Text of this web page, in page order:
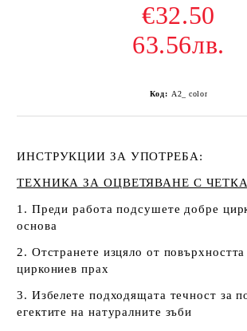
€32.50
63.56лв.
Код: A2_ color
ИНСТРУКЦИИ ЗА УПОТРЕБА:
ТЕХНИКА ЗА ОЦВЕТЯВАНЕ С
1. Преди работа подсушете добре
основа
2. Отстранете изцяло от
циркониев прах
3. Избелете подходящата течност за
егектите на натуралните зъби